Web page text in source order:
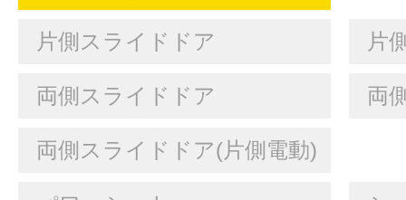
片側スライドドア 片
両側スライドドア 両
両側スライドドア(片側電動)